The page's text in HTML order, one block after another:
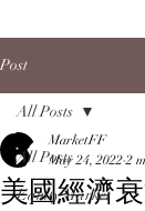
Post
All Posts
Equity Market
All Posts
美國經濟
MarketFF
May 24, 2022 2